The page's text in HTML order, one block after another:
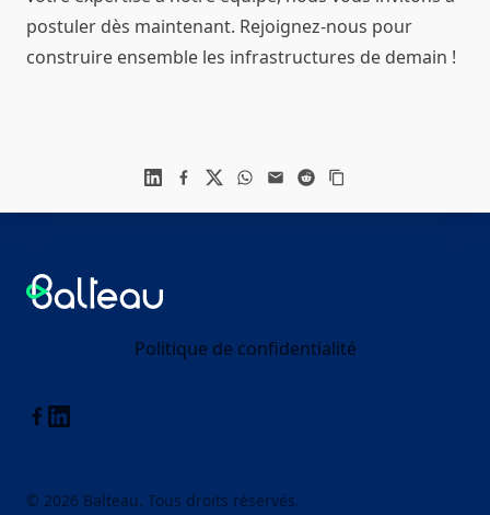
postuler dès maintenant. Rejoignez-nous pour
construire ensemble les infrastructures de demain !
LinkedinFacebook
X WhatsApp
MailReddit
Balteau
Politique de confidentialité
Linkedin
© 2026 Balteau. Tous droits réservés.